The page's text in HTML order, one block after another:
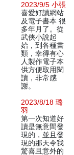
2023/9/5 小張
喜愛好讀網站
及電子書本 很
多年月了。從
武俠小說起
始，到各種書
類，幸得有心
人製作電子本
供方便取用閱
讀，非常感
謝。
2023/8/18 璐
羽
第一次知道好
讀是無意間發
現的，並且發
現的那天令我
驚喜且意外的